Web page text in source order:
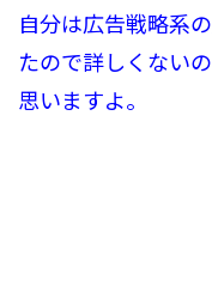
自分は広告戦略系
たので詳しくない
思いますよ。